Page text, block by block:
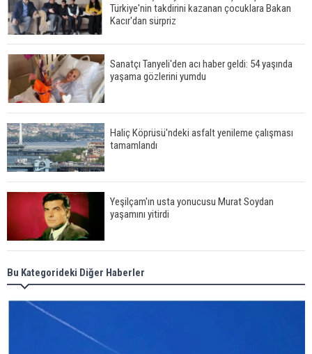
Türkiye'nin takdirini kazanan çocuklara Bakan
Kacır'dan sürpriz
Sanatçı Tanyeli'den acı haber geldi: 54 yaşında
yaşama gözlerini yumdu
Haliç Köprüsü'ndeki asfalt yenileme çalışması
tamamlandı
Yeşilçam'ın usta yonucusu Murat Soydan
yaşamını yitirdi
Meral Akşener ile Müsavat Dervişoğlu cenazede
görüntülendi
Bu Kategorideki Diğer Haberler